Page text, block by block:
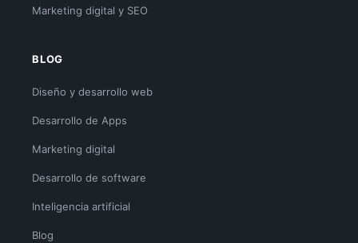
Marketing digital y SEO
BLOG
Diseño y desarrollo web
Desarrollo de Apps
Marketing digital
Desarrollo de software
Inteligencia artificial
Blog